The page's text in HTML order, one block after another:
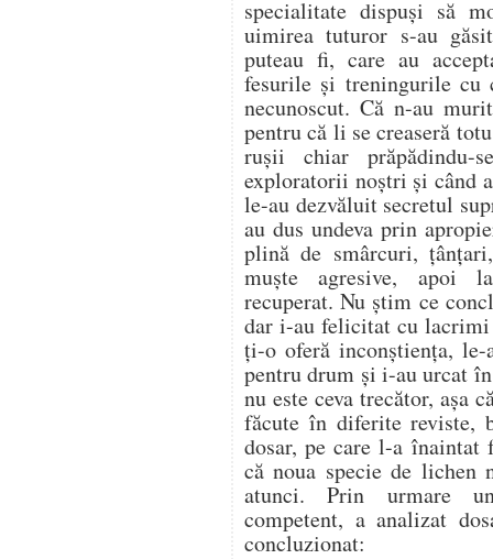
specialitate dispuşi să
uimirea tuturor s-au
puteau fi, care au
fesurile şi treningurile cu
necunoscut. Că n-au
pentru că li se creaseră
ruşii chiar
exploratorii noştri şi când
le-au dezvăluit secretul
au dus undeva prin
plină de smârcuri,
muşte agresive, apoi
recuperat. Nu ştim ce
dar i-au felicitat cu
ţi-o oferă inconştienţa,
pentru drum şi i-au urcat
nu este ceva trecător, aşa
făcute în diferite reviste,
dosar, pe care l-a înaintat
că noua specie de lichen
atunci. Prin urmare
competent, a analizat
concluzionat: